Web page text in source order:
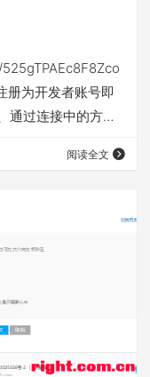
册为开发者账号即
通过连接中的方法
MAC地址（很重
阅读全文